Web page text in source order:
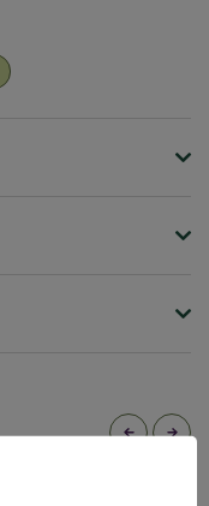
C2 o pojemności 2
15-25 cm.